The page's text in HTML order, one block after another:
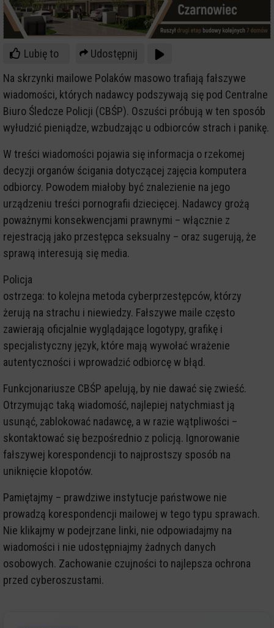
Lubię to
Udostępnij
Na skrzynki mailowe Polaków masowo trafiają fałszywe
wiadomości, których nadawcy podszywają się pod Centralne
Biuro Śledcze Policji (CBŚP). Oszuści próbują w ten sposób
wyłudzić pieniądze, wzbudzając u odbiorców strach i panikę.
W treści wiadomości pojawia się informacja o rzekomej
decyzji organów ścigania dotyczącej zajęcia komputera
odbiorcy. Powodem miałoby być znalezienie na jego
urządzeniu treści pornografii dziecięcej. Nadawcy grożą
poważnymi konsekwencjami prawnymi – włącznie z
rejestracją jako przestępca seksualny – oraz sugerują, że
sprawą interesują się media.
Policja
ostrzega: to kolejna metoda cyberprzestępców, którzy
żerują na strachu i niewiedzy. Fałszywe maile często
zawierają oficjalnie wyglądające logotypy, grafikę i
specjalistyczny język, które mają wywołać wrażenie
autentyczności i wprowadzić odbiorcę w błąd.
Funkcjonariusze CBŚP apelują, by nie dawać się zwieść.
Otrzymując taką wiadomość, najlepiej natychmiast ją
usunąć, zablokować nadawcę, a w razie wątpliwości –
skontaktować się bezpośrednio z policją. Ignorowanie
fałszywej korespondencji to najprostszy sposób na
uniknięcie kłopotów.
Pamiętajmy – prawdziwe instytucje państwowe nie
prowadzą korespondencji mailowej w tego typu sprawach.
Nie klikajmy w podejrzane linki, nie odpowiadajmy na
wiadomości i nie udostępniajmy żadnych danych
osobowych. Zachowanie czujności to najlepsza ochrona
przed cyberoszustami.